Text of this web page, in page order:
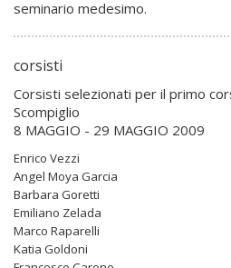
seminario medesimo.
corsisti
Corsisti selezionati per il primo
Scompiglio
8 MAGGIO - 29 MAGGIO 2009
Enrico Vezzi
Angel Moya Garcia
Barbara Goretti
Emiliano Zelada
Marco Raparelli
Katia Goldoni